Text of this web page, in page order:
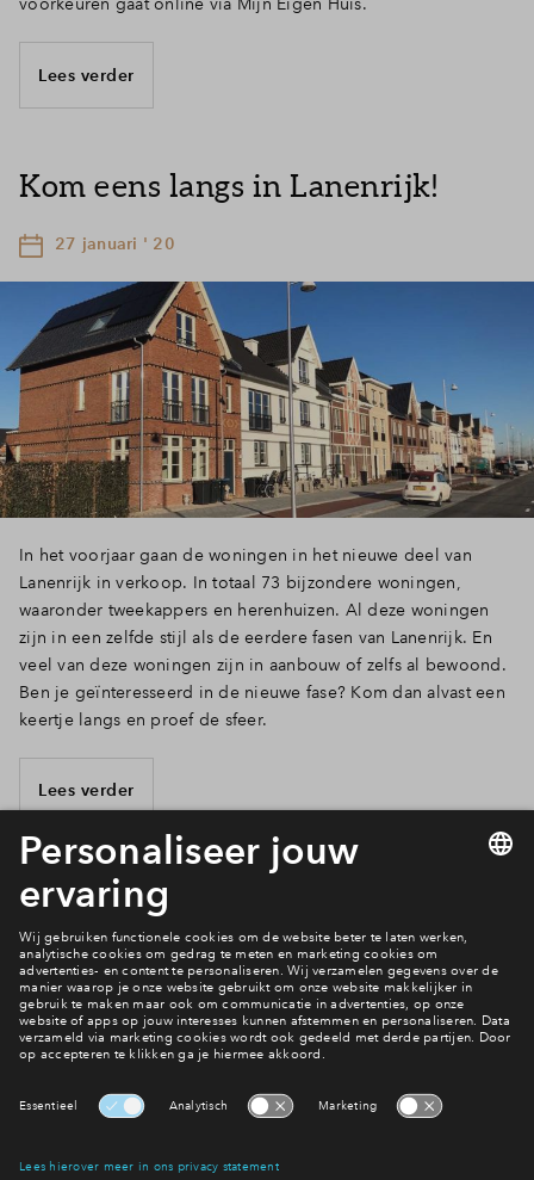
Lees verder
Kom eens langs in Lanenrijk!
27 januari ' 20
In het voorjaar gaan de woningen in het nieuwe deel van
Lanenrijk in verkoop. In totaal 73 bijzondere woningen,
waaronder tweekappers en herenhuizen. Al deze woningen
zijn in een zelfde stijl als de eerdere fasen van Lanenrijk. En
veel van deze woningen zijn in aanbouw of zelfs al bewoond.
Ben je geïnteresseerd in de nieuwe fase? Kom dan alvast een
keertje langs en proef de sfeer.
Lees verder
Veel gestelde vragen